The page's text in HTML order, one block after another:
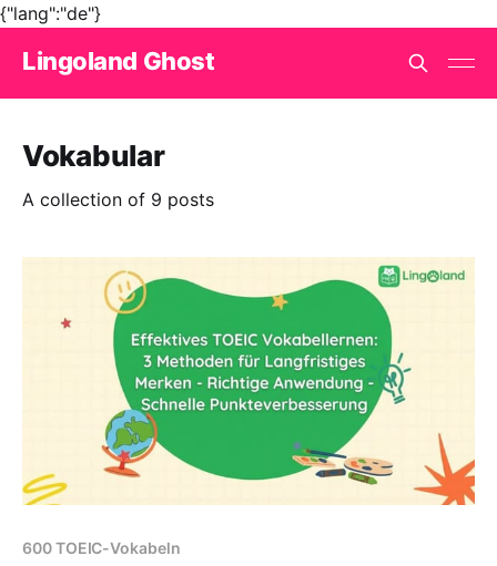
{"lang":"de"}
Lingoland Ghost
Vokabular
A collection of 9 posts
600 TOEIC-Vokabeln